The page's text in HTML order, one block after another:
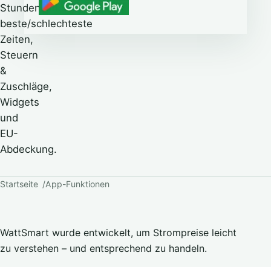
Stundenauflösung,
beste/schlechteste
Zeiten,
Steuern
&
Zuschläge,
Widgets
und
EU-
Abdeckung.
Startseite App-Funktionen
WattSmart wurde entwickelt, um Strompreise leicht
zu verstehen – und entsprechend zu handeln.